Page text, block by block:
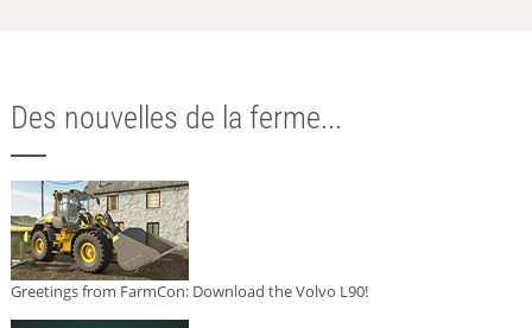
Des nouvelles de la ferme...
Greetings from FarmCon: Download the Volvo L90!